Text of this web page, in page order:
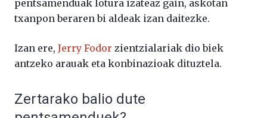
pentsamenduak lotura izateaz gain, askotan
txanpon beraren bi aldeak izan daitezke.
Izan ere, Jerry Fodor zientzialariak dio biek
antzeko arauak eta konbinazioak dituztela.
Zertarako balio dute